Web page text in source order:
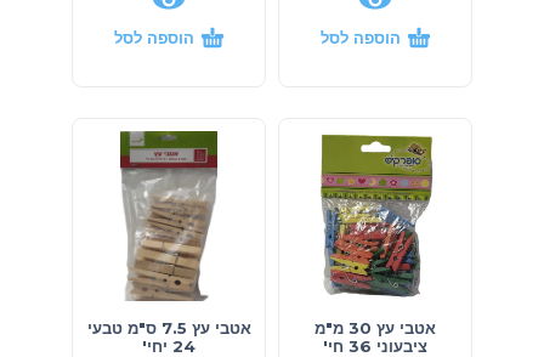
הוספה לסל הוספה לסל
אטבי עץ 30 מ"מ
ציבעוני 36 חי'
אטבי עץ 7.5 ס"מ טבעי
24 יחי'